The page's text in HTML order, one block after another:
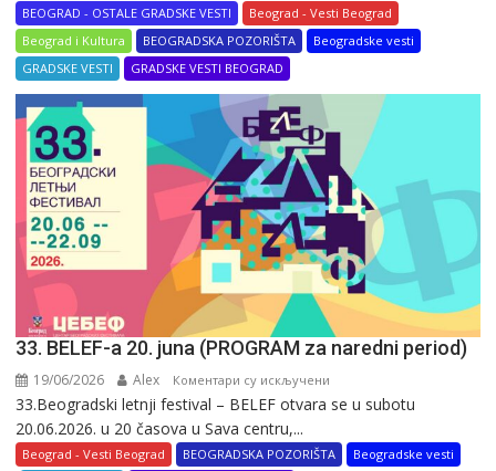
14.
do
sloganom
„Usudi
se
da
saznaš”
BEOGRAD - OSTALE GRADSKE VESTI
Beograd - Vesti Beograd
Beograd i Kultura
BEOGRADSKA POZORIŠTA
Beogradske vesti
GRADSKE VESTI
GRADSKE VESTI BEOGRAD
33. BELEF-a 20. juna (PROGRAM za naredni period)
19/06/2026 Alex Коментари су искључени
33.
a
33.Beogradski letnji festival – BELEF otvara se u subotu
20.06.2026. u 20 časova u Sava centru,...
Beograd - Vesti Beograd BEOGRADSKA POZORIŠTA
Beogradske vesti